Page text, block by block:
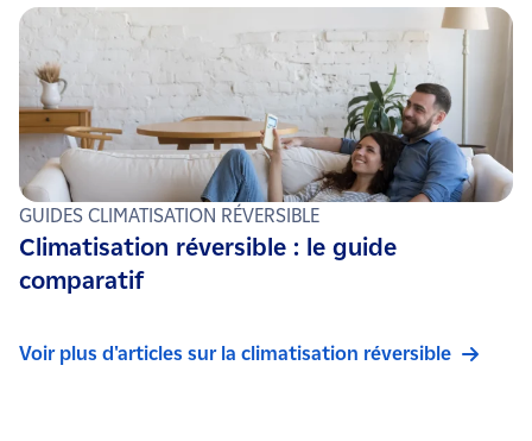
GUIDES CLIMATISATION RÉVERSIBLE
Climatisation réversible : le guide
comparatif
Voir plus d'articles sur la climatisation réversible